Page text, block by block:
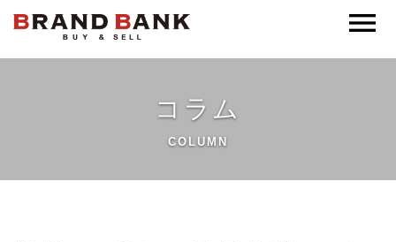
ブランドバンク公式
コラム
COLUMN